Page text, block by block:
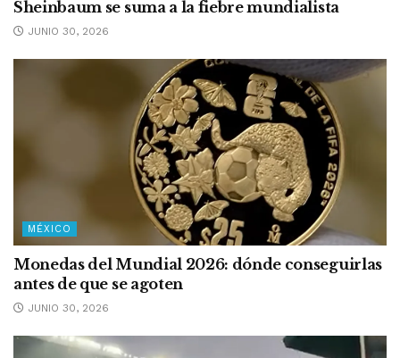
Sheinbaum se suma a la fiebre mundialista
JUNIO 30, 2026
MÉXICO
Monedas del Mundial 2026: dónde conseguirlas
antes de que se agoten
JUNIO 30, 2026